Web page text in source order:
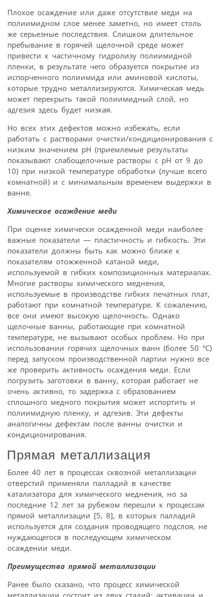
Плохое осаждение или даже отсутствие меди на
полиимидном слое менее заметно, но имеет столь
же серьезные последствия. Слишком длительное
пребывание в горячей щелочной среде может
привести к частичному гидролизу полиимидной
пленки, в результате чего образуется покрытие из
испорченного полиимида или аминовой кислоты,
которые трудно металлизируются. Химическая медь
может перекрыть такой полиимидный слой, но
адгезия здесь будет низкая.
Но всех этих дефектов можно избежать, если
работать с растворами очистки/кондиционирования с
низким значением рН (приемлемые результаты
показывают слабощелочные растворы с рН от 9 до
10) при низкой температуре обработки (лучше всего
комнатной) и с минимальным временем выдержки в
ванне.
Химическое осаждение меди
При оценке химически осажденной меди наиболее
важные показатели — пластичность и гибкость. Эти
показатели должны быть как можно ближе к
показателям отожженной катаной меди,
используемой в гибких композиционных материалах.
Многие растворы химического меднения,
используемые в производстве гибких печатных плат,
работают при комнатной температуре. К сожалению,
все они имеют высокую щелочность. Однако
щелочные ванны, работающие при комнатной
температуре, не вызывают особых проблем. Но при
использовании горячих щелочных ванн (более 50 °С)
перед запуском производственной партии нужно все
же проверить активность осаждения меди. Если
погрузить заготовки в ванну, которая работает не
очень активно, то задержка с образованием
сплошного медного покрытия может испортить и
полиимидную пленку, и адгезив. Эти дефекты
аналогичны дефектам после ванны очистки и
кондиционирования.
Прямая металлизация
Более 40 лет в процессах сквозной металлизации
отверстий применяли палладий в качестве
катализатора для химического меднения, но за
последние 12 лет за рубежом перешли к процессам
прямой металлизации [5, 8], в которых палладий
используется для создания проводящего подслоя, не
нуждающегося в последующем химическом
осаждении меди.
Преимущества прямой металлизации
Ранее было сказано, что процесс химической
металлизации состоит из двух стадий: активации и